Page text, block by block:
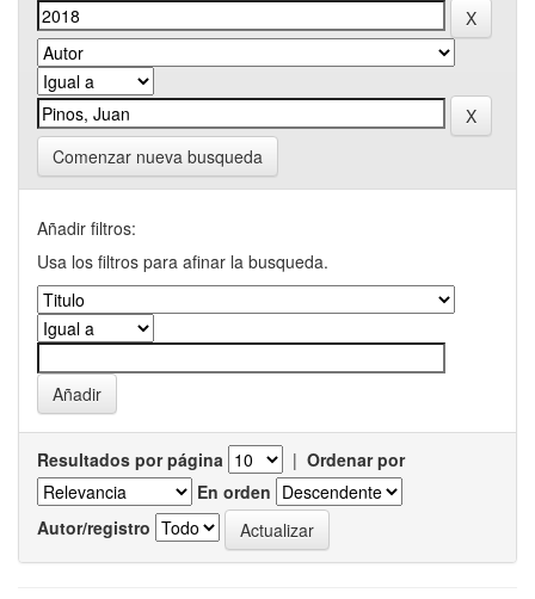
Comenzar nueva busqueda
Añadir filtros:
Usa los filtros para afinar la busqueda.
Resultados por página | Ordenar por
En orden
Autor/registro